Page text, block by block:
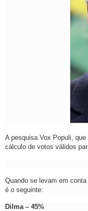
A pesquisa Vox Populi,
cálculo de votos válidos
Quando se levam em conta
é o seguinte:
Dilma – 45%